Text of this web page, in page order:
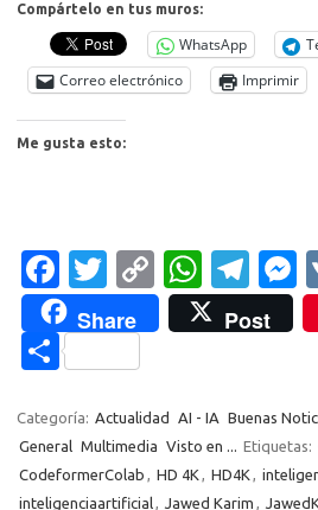
Compártelo en tus muros:
WhatsApp
Correo electrónico
Imprimir
Me gusta esto:
Fa
c
e
b
o
o
k
T
w
it
te
r
C
o
p
Li
n
k
W
h
at
A
p
p
T
el
e
a
m
g
Share Post
C
m
p
Categoría: Actualidad AI - IA Buenas
General Multimedia Visto en ... Etiquetas:
CodeformerColab , HD 4K , HD4K ,
inteligenciaartificial, Jawed Karim ,